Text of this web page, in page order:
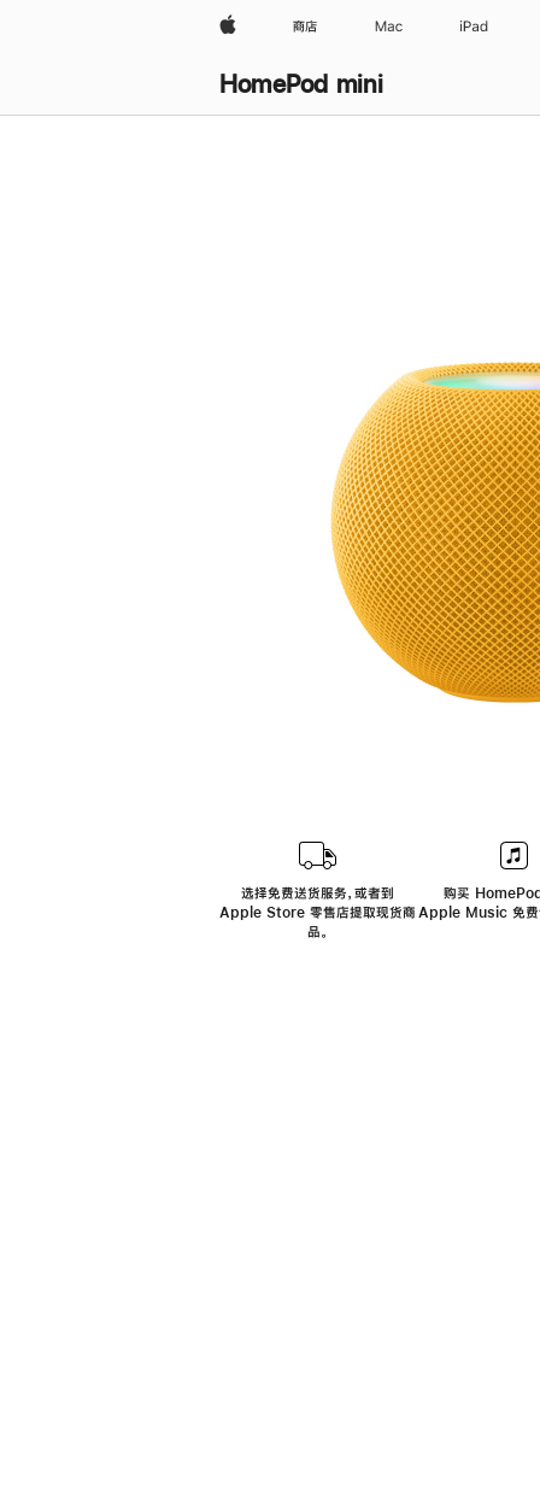
Apple 商店 Mac iPad
HomePod mini
选择免费送货服务，或者到
Apple Store 零售店提取现货商
品。
购买
Apple Music 免费